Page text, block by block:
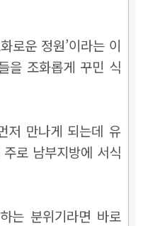
로운 정원’이라는 이
을 조화롭게 꾸민 식
저 만나게 되는데 유
로 남부지방에 서식
는 분위기라면 바로